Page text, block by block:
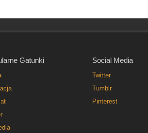
Gatunki Social Media
Twitter
Tumblr
Pinterest